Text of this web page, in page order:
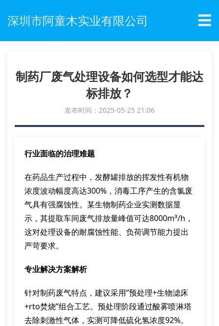
深圳市阿童木实业有限公司 ☰
制药厂废气处理设备如何选型才能达
标排放？
发布时间：2025-05-25 21:06
行业面临的治理难题
在药品生产过程中，发酵罐排放的挥发性有机物
浓度波动幅度高达300%，消毒工序产生的含氯废
气具有强腐蚀性。某生物制药企业实测数据显
示，其提取车间废气排放量峰值可达8000m³/h，
这对处理设备的耐腐蚀性能、负荷调节能力提出
严苛要求。
专业解决方案解析
针对制药废气特点，建议采用”预处理+生物滤床
+rto焚烧”组合工艺。预处理阶段通过酸雾喷淋塔
去除刺激性气体，实测可降低硫化氢浓度92%。